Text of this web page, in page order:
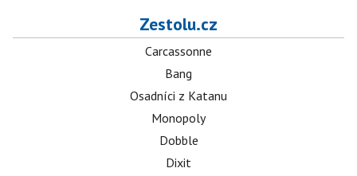
Zestolu.cz
Carcassonne
Bang
Osadníci z Katanu
Monopoly
Dobble
Dixit